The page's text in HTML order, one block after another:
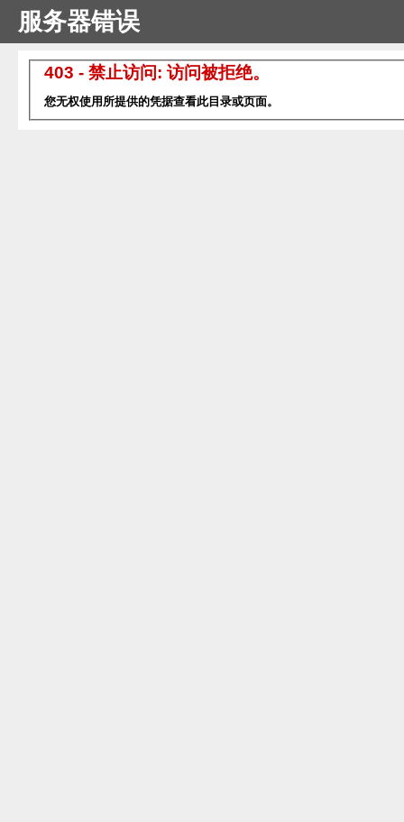
服务器错误
403 - 禁止访问: 访问被拒绝。
您无权使用所提供的凭据查看此目录或页面。